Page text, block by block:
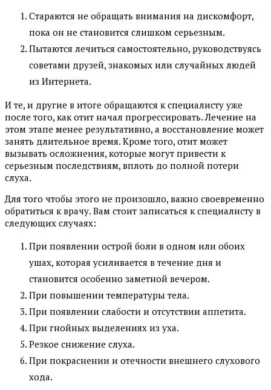
Стараются не обращать внимания на дискомфорт,
пока он не становится слишком серьезным.
Пытаются лечиться самостоятельно, руководствуясь
советами друзей, знакомых или случайных людей
из Интернета.
И те, и другие в итоге обращаются к специалисту уже
после того, как отит начал прогрессировать. Лечение на
этом этапе менее результативно, а восстановление может
занять длительное время. Кроме того, отит может
вызывать осложнения, которые могут привести к
серьезным последствиям, вплоть до полной потери
слуха.
Для того чтобы этого не произошло, важно своевременно
обратиться к врачу. Вам стоит записаться к специалисту в
следующих случаях:
При появлении острой боли в одном или обоих
ушах, которая усиливается в течение дня и
становится особенно заметной вечером.
При повышении температуры тела.
При появлении слабости и отсутствии аппетита.
При гнойных выделениях из уха.
Резкое снижение слуха.
При покраснении и отечности внешнего слухового
хода.